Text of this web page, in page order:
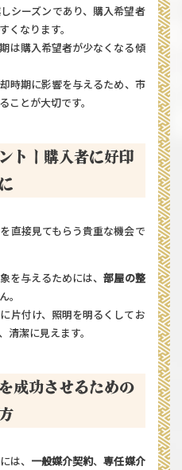
シーズンであり、購入希望者
くなります。
は購入希望者が少なくなる傾
時期に影響を与えるため、市
ことが大切です。
ト｜購入者に好印
直接見てもらう貴重な機会で
を与えるためには、部屋の整
。
片付け、照明を明るくしてお
清潔に見えます。
成功させるための
は、 一般媒介契約、専任媒介